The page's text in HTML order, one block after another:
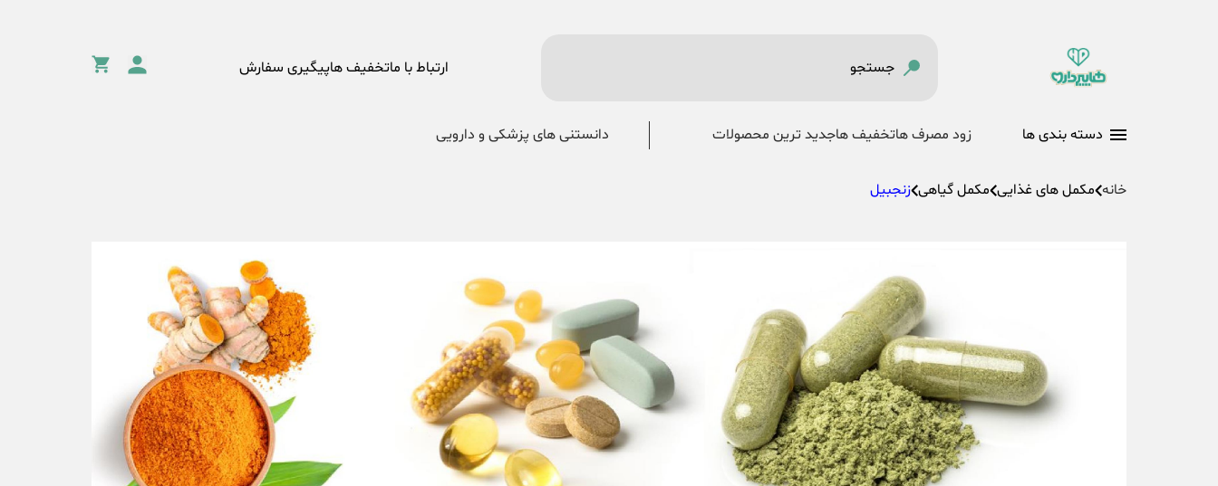
ارتباط با ماتخفیف هاپیگیری سفارش
دسته بندی ها زود مصرف هاتخفیف هاجدید ترین محصولات دانستنی های پزشکی و دارویی
خانه مکمل های غذایی مکمل گیاهی زنجبیل